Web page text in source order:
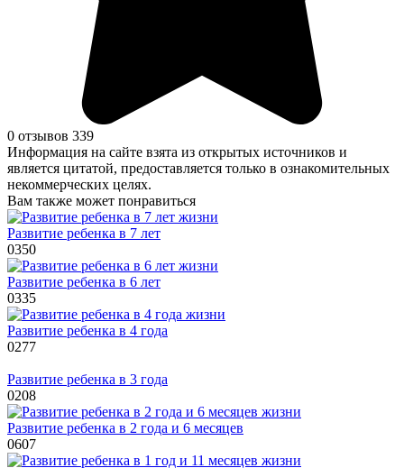
0 отзывов 339
Информация на сайте взята из открытых источников и
является цитатой, предоставляется только в ознакомительных
некоммерческих целях.
Вам также может понравиться
Развитие ребенка в 7 лет
0350
Развитие ребенка в 6 лет
0335
Развитие ребенка в 4 года
0277
Развитие ребенка в 3 года
0208
Развитие ребенка в 2 года и 6 месяцев
0607